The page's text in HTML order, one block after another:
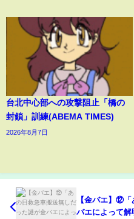
台北中心部への攻撃阻止「橋の
封鎖」訓練(ABEMA TIMES)
2026年8月7日
【金バエ】⑫
バエによって解